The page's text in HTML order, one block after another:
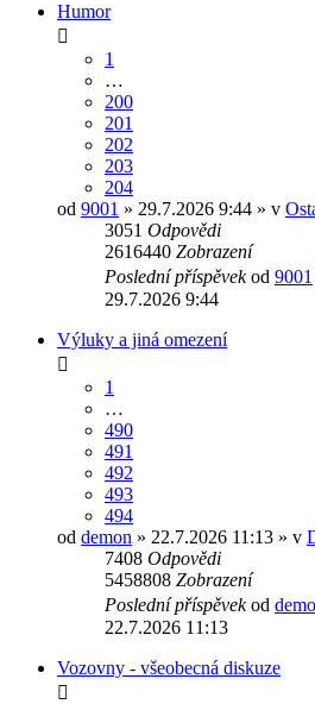
Humor
1
…
200
201
202
203
204
od 9001 » 29.7.2026 9:44 » v
3051 Odpovědi
2616440 Zobrazení
Poslední příspěvekod 9001
29.7.2026 9:44
Výluky a jiná omezení
1
…
490
491
492
493
494
od demon » 22.7.2026 11:13 » v
7408 Odpovědi
5458808 Zobrazení
Poslední příspěvekod
22.7.2026 11:13
Vozovny - všeobecná diskuze